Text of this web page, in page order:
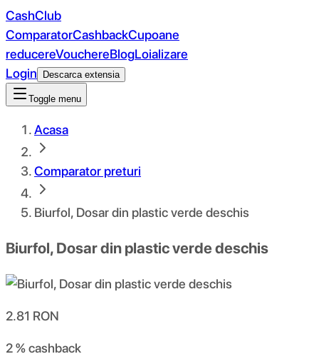
CashClub
ComparatorCashbackCupoane
reducereVouchereBlogLoializare
Login
Descarca extensia
Toggle menu
Acasa
Comparator preturi
Biurfol, Dosar din plastic verde deschis
Biurfol, Dosar din plastic verde deschis
2.81 RON
2 %cashback